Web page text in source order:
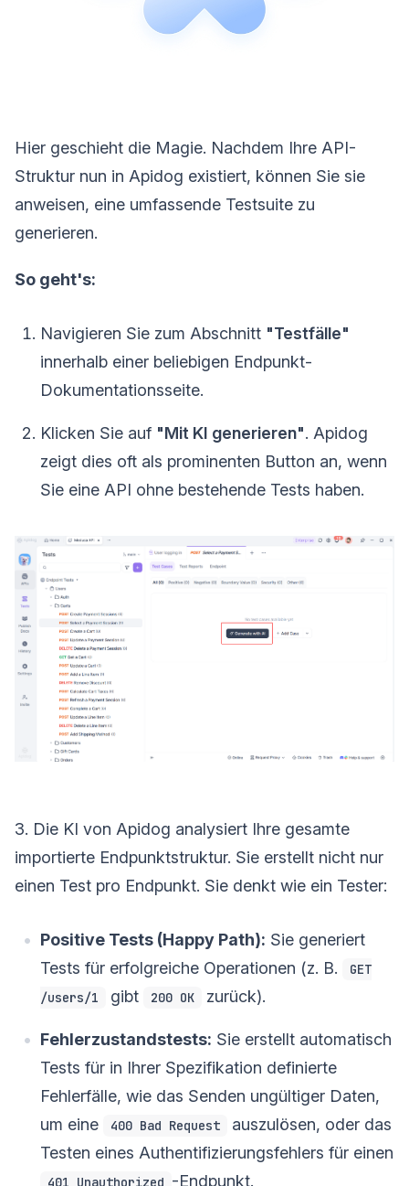
Hier geschieht die Magie. Nachdem Ihre API-
Struktur nun in Apidog existiert, können Sie sie
anweisen, eine umfassende Testsuite zu
generieren.
So geht's:
Navigieren Sie zum Abschnitt "Testfälle"
innerhalb einer beliebigen Endpunkt-
Dokumentationsseite.
Klicken Sie auf "Mit KI generieren". Apidog
zeigt dies oft als prominenten Button an, wenn
Sie eine API ohne bestehende Tests haben.
3. Die KI von Apidog analysiert Ihre gesamte
importierte Endpunktstruktur. Sie erstellt nicht nur
einen Test pro Endpunkt. Sie denkt wie ein Tester:
Positive Tests (Happy Path): Sie generiert
Tests für erfolgreiche Operationen (z. B.
GET
/users/1
gibt 200 OK zurück).
Fehlerzustandstests: Sie erstellt automatisch
Tests für in Ihrer Spezifikation definierte
Fehlerfälle, wie das Senden ungültiger Daten,
um eine
400 Bad Request
auszulösen, oder das
Testen eines Authentifizierungsfehlers für einen
401 Unauthorized -Endpunkt.